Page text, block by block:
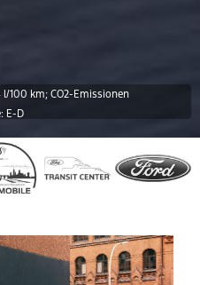
l/100 km; CO2-Emissionen
E-D